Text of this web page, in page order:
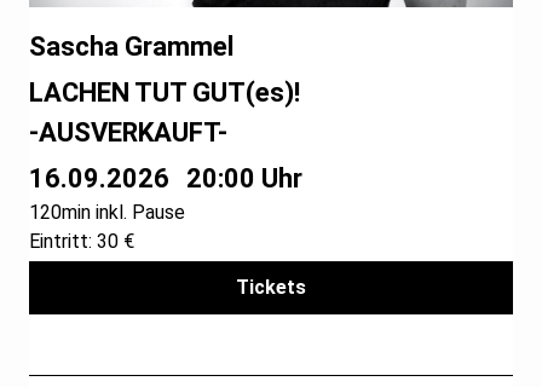
16.09.2026 20:00 Uhr
120min inkl. Pause
Eintritt: 30 €
Tickets
Sascha Grammel
LACHEN TUT GUT(es)!
-AUSVERKAUFT-